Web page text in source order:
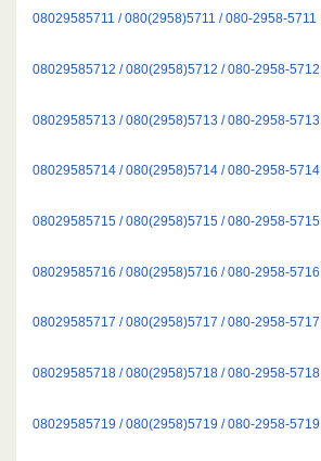
08029585711 / 080(2958)5711 / 080-2958-5711
08029585712 / 080(2958)5712 / 080-2958-5712
08029585713 / 080(2958)5713 / 080-2958-5713
08029585714 / 080(2958)5714 / 080-2958-5714
08029585715 / 080(2958)5715 / 080-2958-5715
08029585716 / 080(2958)5716 / 080-2958-5716
08029585717 / 080(2958)5717 / 080-2958-5717
08029585718 / 080(2958)5718 / 080-2958-5718
08029585719 / 080(2958)5719 / 080-2958-5719